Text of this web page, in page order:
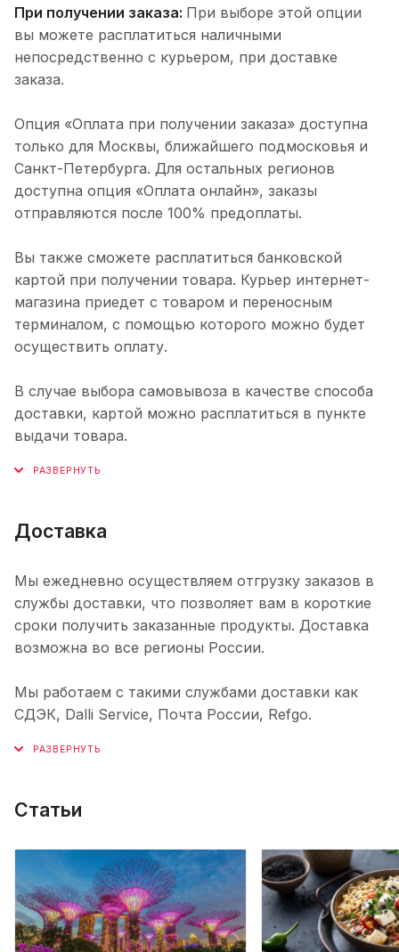
При получении заказа: При выборе этой опции
вы можете расплатиться наличными
непосредственно с курьером, при доставке
заказа.
Опция «Оплата при получении заказа» доступна
только для Москвы, ближайшего подмосковья и
Санкт-Петербурга. Для остальных регионов
доступна опция «Оплата онлайн», заказы
отправляются после 100% предоплаты.
Вы также сможете расплатиться банковской
картой при получении товара. Курьер интернет-
магазина приедет с товаром и переносным
терминалом, с помощью которого можно будет
осуществить оплату.
В случае выбора самовывоза в качестве способа
доставки, картой можно расплатиться в пункте
выдачи товара.
Доставка
Мы ежедневно осуществляем отгрузку заказов в
службы доставки, что позволяет вам в короткие
сроки получить заказанные продукты. Доставка
возможна во все регионы России.
Мы работаем с такими службами доставки как
СДЭК, Dalli Service, Почта России, Refgo.
Статьи